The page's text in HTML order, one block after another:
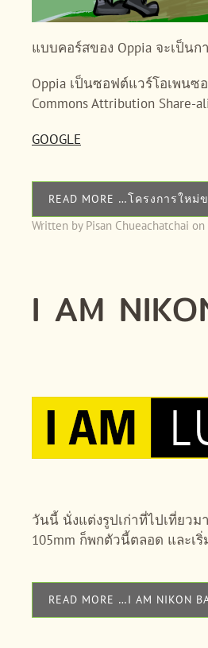
แบบคอร์สของ Oppia จะเป็น
Oppia เป็นซอฟต์แวร์โอเพนซ
Commons Attribution Share-
GOOGLE
READ MORE …โครงการให
Written by Pisan Chueachatchai on
I AM
วันนี้ นั่งแต่งรูปเก่าที่ไปเที่ยว
105mm ก็พกตัวนี้ตลอด และเ
READ MORE …I AM NIKON